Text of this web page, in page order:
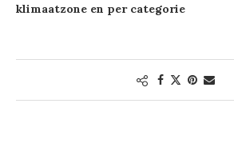
klimaatzone en per categorie